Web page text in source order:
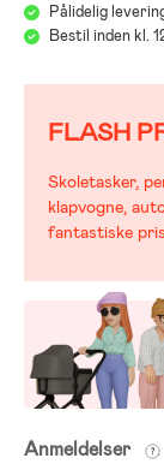
Pålidelig
Bestil inden kl.
FLASH
Skoletasker,
klapvogne,
fantastiske
Anmeldelser